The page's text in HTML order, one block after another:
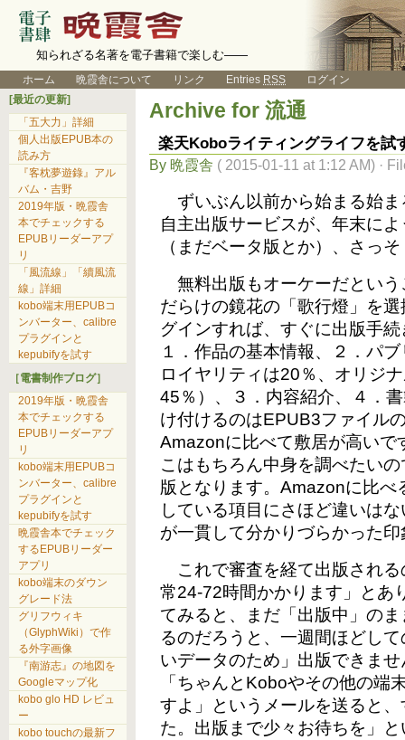
知られざる名著を電子書籍で楽しむ――
ホーム 晩霞舎について リンク Entries RSS ログイン
Archive for 流通
楽天Koboライティングライフを試
By 晩霞舎 ( 2015-01-11 at 1:12 AM) ·
ずいぶん以前から始まる始
自主出版サービスが、年末に
（まだベータ版とか）、さっ
無料出版もオーケーだとい
だらけの鏡花の「歌行燈」を
グインすれば、すぐに出版手
１．作品の基本情報、２．パ
ロイヤリティは20％、オリジ
45％）、３．内容紹介、４．
け付けるのはEPUB3ファイル
Amazonに比べて敷居が高い
こはもちろん中身を調べたい
版となります。Amazonに比
している項目にさほど違いは
が一貫して分かりづらかった
これで審査を経て出版され
常24-72時間かかります」とあ
てみると、まだ「出版中」の
るのだろうと、一週間ほどし
いデータのため」出版できま
「ちゃんとKoboやその他の端
すよ」というメールを送ると
た。出版まで少々お待ちを」
[最近の更新]
「五大力」詳細
個人出版EPUB本の
読み方
『客枕夢遊錄』アル
バム・吉野
2019年版・晩霞舎
本でチェックする
EPUBリーダーアプ
リ
「風流線」「續風流
線」詳細
kobo端末用EPUBコ
ンバーター、calibre
プラグインと
kepubifyを試す
［電書制作ブログ］
2019年版・晩霞舎
本でチェックする
EPUBリーダーアプ
リ
kobo端末用EPUBコ
ンバーター、calibre
プラグインと
kepubifyを試す
晩霞舎本でチェック
するEPUBリーダー
アプリ
kobo端末のダウン
グレード法
グリフウィキ
（GlyphWiki）で作
る外字画像
『南游志』の地図を
Googleマップ化
kobo glo HD レビュ
ー
kobo touchの最新フ